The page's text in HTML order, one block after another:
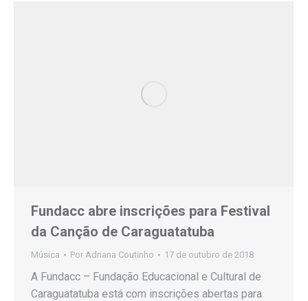
Fundacc abre inscrições para Festival
da Canção de Caraguatatuba
Música Por Adriana Coutinho 17 de outubro de 2018
A Fundacc – Fundação Educacional e Cultural de
Caraguatatuba está com inscrições abertas para